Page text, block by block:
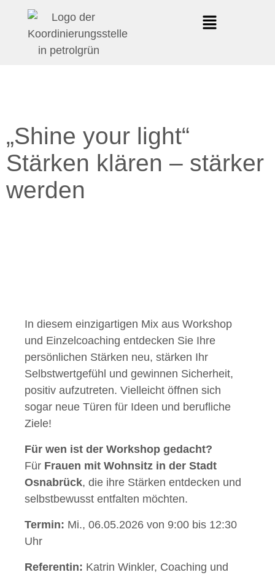
„Shine your light“
Stärken klären – stärker
werden
In diesem einzigartigen Mix aus Workshop
und Einzelcoaching entdecken Sie Ihre
persönlichen Stärken neu, stärken Ihr
Selbstwertgefühl und gewinnen Sicherheit,
positiv aufzutreten. Vielleicht öffnen sich
sogar neue Türen für Ideen und berufliche
Ziele!
Für wen ist der Workshop gedacht?
Für Frauen mit Wohnsitz in der Stadt
Osnabrück, die ihre Stärken entdecken und
selbstbewusst entfalten möchten.
Termin: Mi., 06.05.2026 von 9:00 bis 12:30
Uhr
Referentin: Katrin Winkler, Coaching und